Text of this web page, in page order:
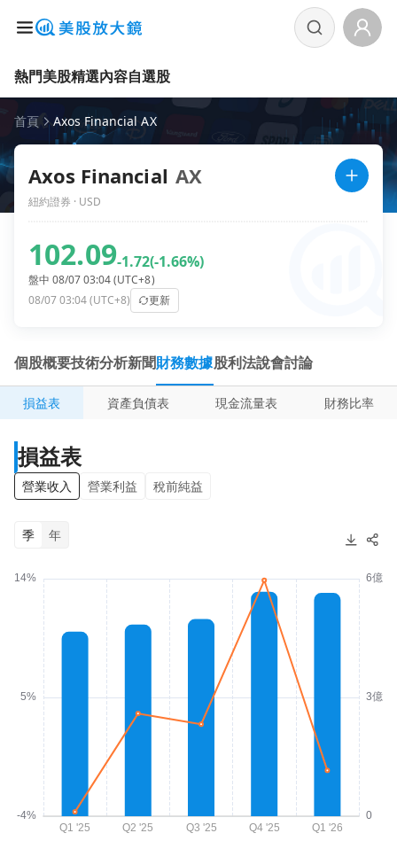
熱門美股精選內容自選股
首頁 Axos Financial AX
Axos Financial AX
紐約證券 · USD
102.09-1.72(-1.66%)
盤中 08/07 03:04 (UTC+8)
08/07 03:04 (UTC+8)
更新
個股概要技術分析新聞財務數據股利法說會討論
損益表 資產負債表 現金流量表 財務比率
損益表
營業收入 營業利益 稅前純益
季 年